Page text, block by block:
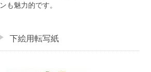
ンも魅力的です。
下絵用転写紙